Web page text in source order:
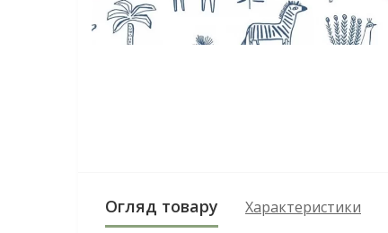
Огляд товару Характеристики